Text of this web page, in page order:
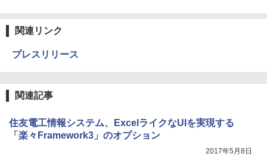
関連リンク
プレスリリース
関連記事
住友電工情報システム、ExcelライクなUIを実現する
「楽々Framework3」のオプション
2017年5月8日